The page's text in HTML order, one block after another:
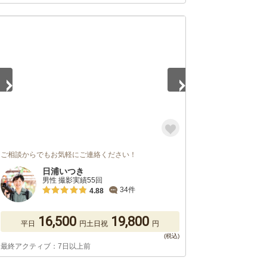
ご相談からでもお気軽にご連絡ください！
日浦いつき
男性 撮影実績55回
4.88
34件
平日 16,500 円土日祝 19,800 円
最終アクティブ：7日以上前